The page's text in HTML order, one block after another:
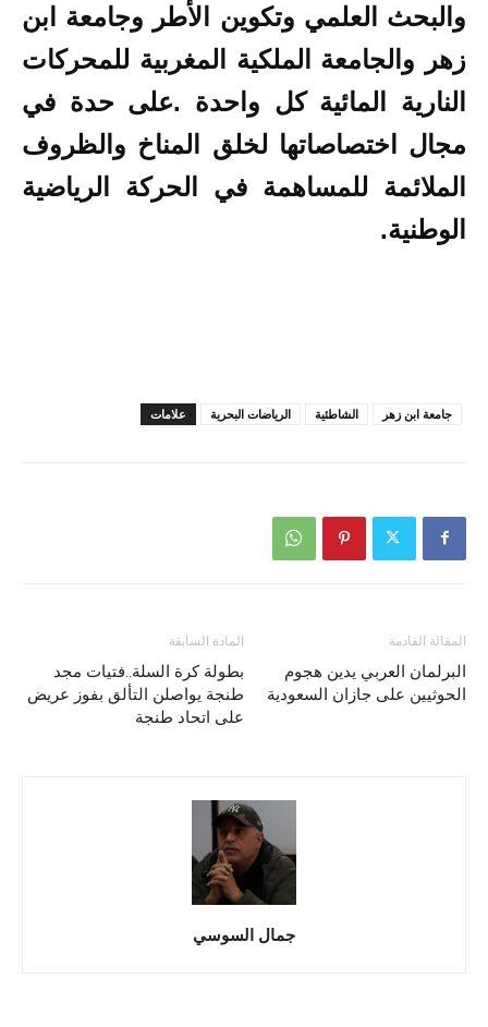
والبحث العلمي وتكوين الأطر وجامعة ابن
زهر والجامعة الملكية المغربية للمحركات
النارية المائية كل واحدة .على حدة في
مجال اختصاصاتها لخلق المناخ والظروف
الملائمة للمساهمة في الحركة الرياضية
الوطنية.
علامات الرياضات البحرية الشاطئية جامعة ابن زهر
المادة السابقة
بطولة كرة السلة..فتيات مجد
طنجة يواصلن التألق بفوز عريض
على اتحاد طنجة
المقالة القادمة
البرلمان العربي يدين هجوم
الحوثيين على جازان السعودية
جمال السوسي